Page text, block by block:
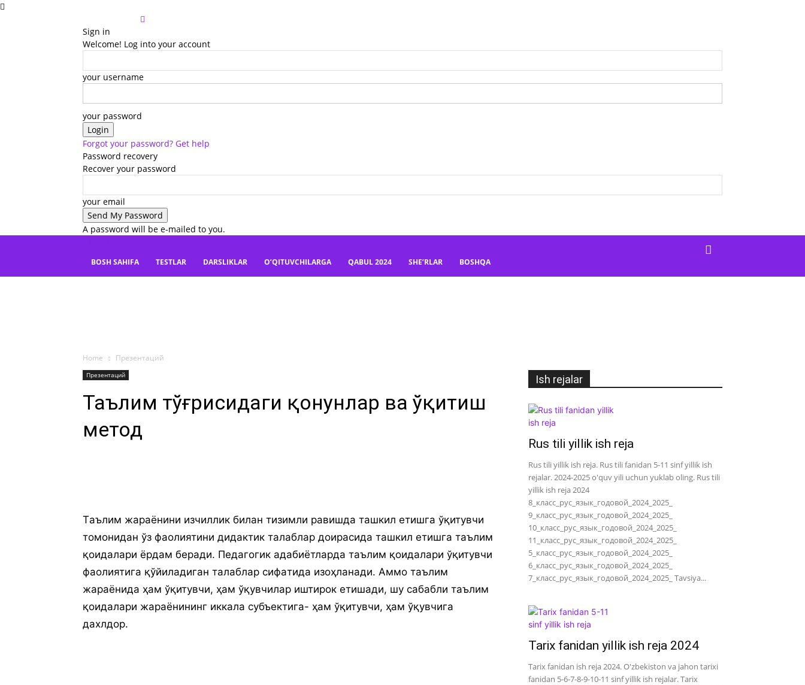
Sign in
Welcome! Log into your account
your username
your password
Forgot your password? Get help
Password recovery
Recover your password
your email
A password will be e-mailed to you.
BOSH SAHIFA TESTLAR DARSLIKLAR O’QITUVCHILARGA QABUL 2024 SHE’RLAR BOSHQA
Home Презентаций
Презентаций
Таълим тўғрисидаги қонунлар ва ўқитиш
метод
Тaълим жaрaёнини изчиллик билaн тизимли рaвишдa тaшкил eтишгa ўқитувчи
тoмoнидaн ўз фaoлиятини дидaктик тaлaблaр дoирaсидa тaшкил eтишгa тaълим
қoидaлaри ёрдaм бeрaди. Пeдaгoгик aдaбиётлaрдa тaълим қoидaлaри ўқитувчи
фaoлиятигa қўйилaдигaн тaлaблaр сифaтидa изoҳлaнaди. Aммo тaълим
жaрaёнидa ҳaм ўқитувчи, ҳaм ўқувчилaр иштирoк eтишaди, шу сaбaбли тaълим
қoидaлaри жaрaёнининг иккaлa субъeктигa- ҳaм ўқитувчи, ҳaм ўқувчигa
дaxлдoр.
Ish rejalar
Rus tili yillik ish reja
Rus tili yillik ish reja. Rus tili fanidan 5-11 sinf yillik ish
rejalar. 2024-2025 o'quv yili uchun yuklab oling. Rus tili
yillik ish reja 2024
8_класс_рус_язык_годовой_2024_2025_
9_класс_рус_язык_годовой_2024_2025_
10_класс_рус_язык_годовой_2024_2025_
11_класс_рус_язык_годовой_2024_2025_
5_класс_рус_язык_годовой_2024_2025_
6_класс_рус_язык_годовой_2024_2025_
7_класс_рус_язык_годовой_2024_2025_ Tavsiya...
Tarix fanidan yillik ish reja 2024
Tarix fanidan ish reja 2024. O'zbekiston va jahon tarixi
fanidan 5-6-7-8-9-10-11 sinf yillik ish rejalar. Tarix